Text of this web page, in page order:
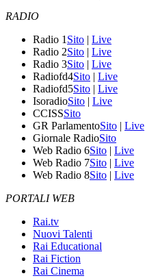
RADIO
Radio 1 Sito | Live
Radio 2Sito | Live
Radio 3Sito | Live
Radiofd4Sito | Live
Radiofd5Sito | Live
IsoradioSito | Live
CCISSSito
GR ParlamentoSito | Live
Giornale RadioSito
Web Radio 6Sito | Live
Web Radio 7Sito | Live
Web Radio 8Sito | Live
PORTALI WEB
Rai.tv
Nuovi Talenti
Rai Educational
Rai Fiction
Rai Cinema